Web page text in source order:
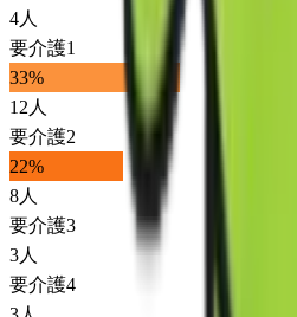
4人
要介護1
33%
12 人
要介護2
22%
8人
要介護3
3人
要介護4